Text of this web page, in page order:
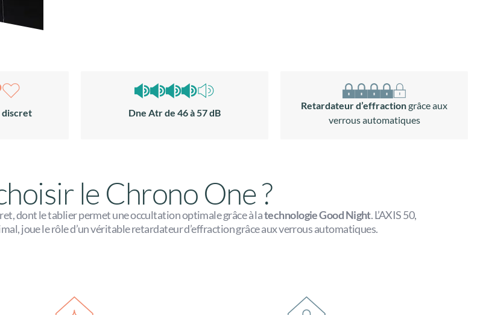
discret Dne Atr de 46 à 57 dB
Retardateur d’effractiongrâce aux
verrous automatiques
le Chrono One ?
dont le tablier permet une occultation optimale grâce à latechnologie Good Night. L’AXIS 50,
joue le rôle d’un véritable retardateur d’effraction grâce aux verrous automatiques.